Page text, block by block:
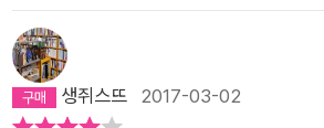
이해를 했다는 생각은 들지 않는다. 라캉
로 그리고 푸코와 몇몇 익숙한 이들을 언급
를, 충돌과 차이 그리고 유사성을 살펴보며
있는 이 책은 뚜렷한 무언가를 목표하며 논
생쥐스뜨 2017-03-02